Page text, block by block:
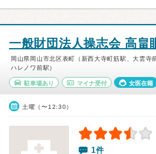
一般財団法人操志会 高畠
岡山県岡山市北区表町（新西大寺町筋駅、大雲寺
ハレノワ前駅）
駐車場あり マイナ受付 女医在籍
土曜（〜12:30）
1件